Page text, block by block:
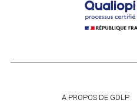
A PROPOS DE GDLP